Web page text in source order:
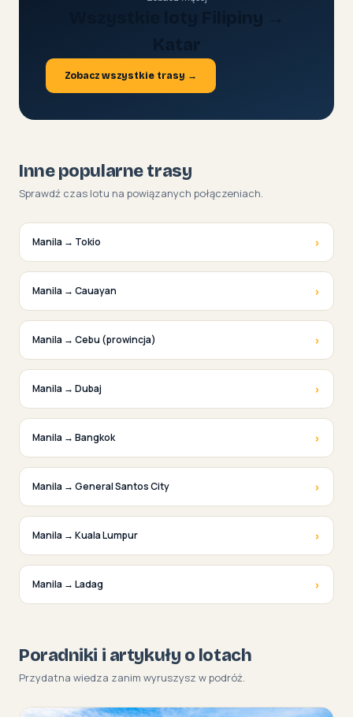
Zobacz wszystkie trasy →
Inne popularne trasy
Sprawdź czas lotu na powiązanych połączeniach.
Manila → Tokio ›
Manila → Cauayan ›
Manila → Cebu (prowincja) ›
Manila → Dubaj ›
Manila → Bangkok ›
Manila → General Santos City ›
Manila → Kuala Lumpur ›
Manila → Ladag ›
Poradniki i artykuły o lotach
Przydatna wiedza zanim wyruszysz w podróż.